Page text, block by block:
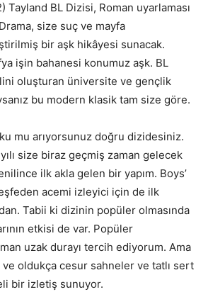
Tayland BL Dizisi, Roman uyarlaması
size suç ve mayfa
bir aşk hikâyesi sunacak.
işin bahanesi konumuz aşk. BL
oluşturan üniversite ve gençlik
bu modern klasik tam size göre.
mu arıyorsunuz doğru dizidesiniz.
size biraz geçmiş zaman gelecek
ilk akla gelen bir yapım. Boys’
acemi izleyici için de ilk
Tabii ki dizinin popüler olmasında
etkisi de var. Popüler
uzak durayı tercih ediyorum. Ama
ve oldukça cesur sahneler ve tatlı sert
bir izletiş sunuyor.